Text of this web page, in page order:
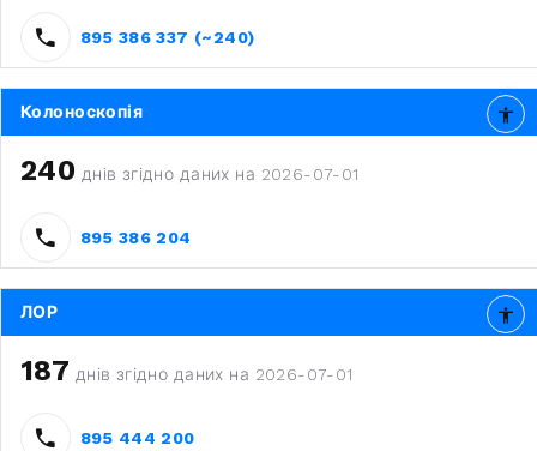
895 386 337 (~240)
Колоноскопія
240 днів згідно даних на 2026-07-01
895 386 204
ЛОР
187 днів згідно даних на 2026-07-01
895 444 200